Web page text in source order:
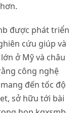
được phát triển
cứu giúp và
ở Mỹ và châu
công nghệ
đến tốc độ
sở hữu tới bài